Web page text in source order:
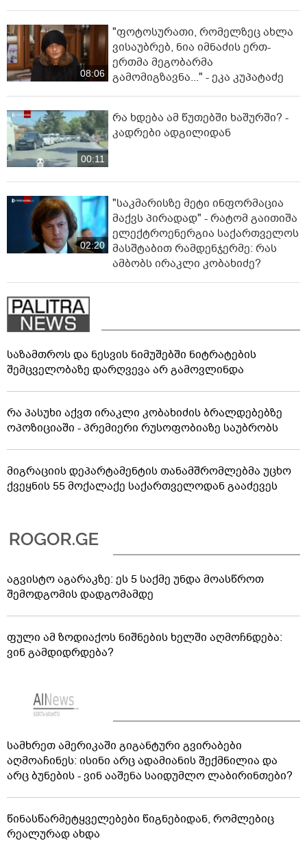
08:06
"ფოტოსურათი, რომელზეც ახლა
ვისაუბრებ, ნია იმნაძის ერთ-
ერთმა მეგობარმა
გამომიგზავნა..." - ეკა კუპატაძე
00:11
რა ხდება ამ წუთებში ხაშურში? -
კადრები ადგილიდან
02:20
"საკმარისზე მეტი ინფორმაცია
მაქვს პირადად" - რატომ გაითიშა
ელექტროენერგია საქართველოს
მასშტაბით რამდენჯერმე: რას
ამბობს ირაკლი კობახიძე?
საზამთროს და ნესვის ნიმუშებში ნიტრატების
შემცველობაზე დარღვევა არ გამოვლინდა
რა პასუხი აქვთ ირაკლი კობახიძის ბრალდებებზე
ოპოზიციაში - პრემიერი რუსოფობიაზე საუბრობს
მიგრაციის დეპარტამენტის თანამშრომლებმა უცხო
ქვეყნის 55 მოქალაქე საქართველოდან გააძევეს
აგვისტო აგარაკზე: ეს 5 საქმე უნდა მოასწროთ
შემოდგომის დადგომამდე
ფული ამ ზოდიაქოს ნიშნების ხელში აღმოჩნდება:
ვინ გამდიდრდება?
სამხრეთ ამერიკაში გიგანტური გვირაბები
აღმოაჩინეს: ისინი არც ადამიანის შექმნილია და
არც ბუნების - ვინ ააშენა საიდუმლო ლაბირინთები?
წინასწარმეტყველებები წიგნებიდან, რომლებიც
რეალურად ახდა